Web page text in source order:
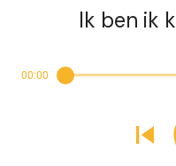
Ik ben ik
00:00